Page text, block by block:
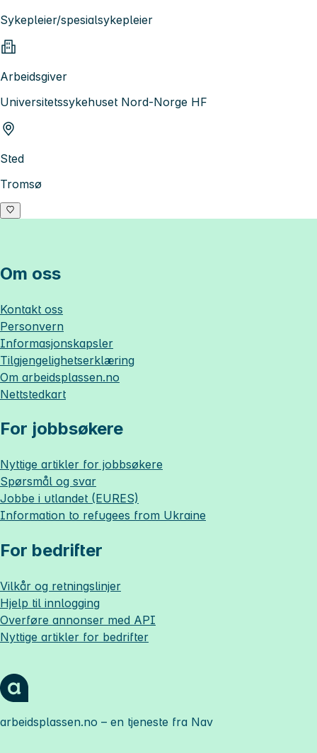
Sykepleier/spesialsykepleier
Arbeidsgiver
Universitetssykehuset Nord-Norge HF
Sted
Tromsø
Om oss
Kontakt oss
Personvern
Informasjonskapsler
Tilgjengelighetserklæring
Om arbeidsplassen.no
Nettstedkart
For jobbsøkere
Nyttige artikler for jobbsøkere
Spørsmål og svar
Jobbe i utlandet (EURES)
Information to refugees from Ukraine
For bedrifter
Vilkår og retningslinjer
Hjelp til innlogging
Overføre annonser med API
Nyttige artikler for bedrifter
arbeidsplassen.no – en tjeneste fra Nav